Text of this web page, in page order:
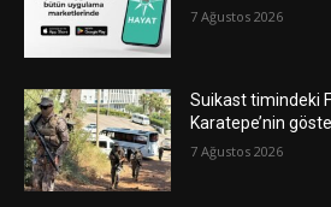
7 Ağustos 2026
Suikast timindeki
Karatepe’nin
7 Ağustos 2026